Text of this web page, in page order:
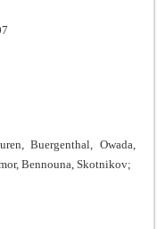
Buergenthal, Owada,
Bennouna, Skotnikov;